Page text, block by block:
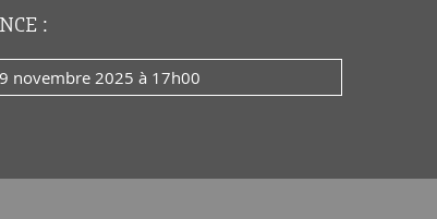
:
novembre 2025 à 17h00